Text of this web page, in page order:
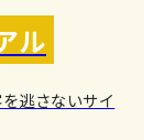
ル
逃さないサイ